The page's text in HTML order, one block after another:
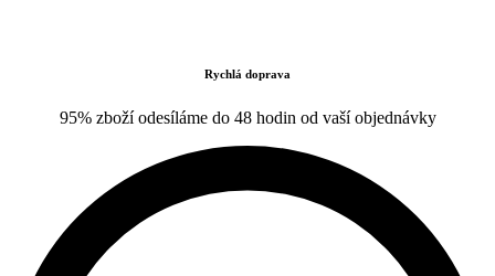
Rychlá doprava
95% zboží odesíláme do 48 hodin od vaší objednávky